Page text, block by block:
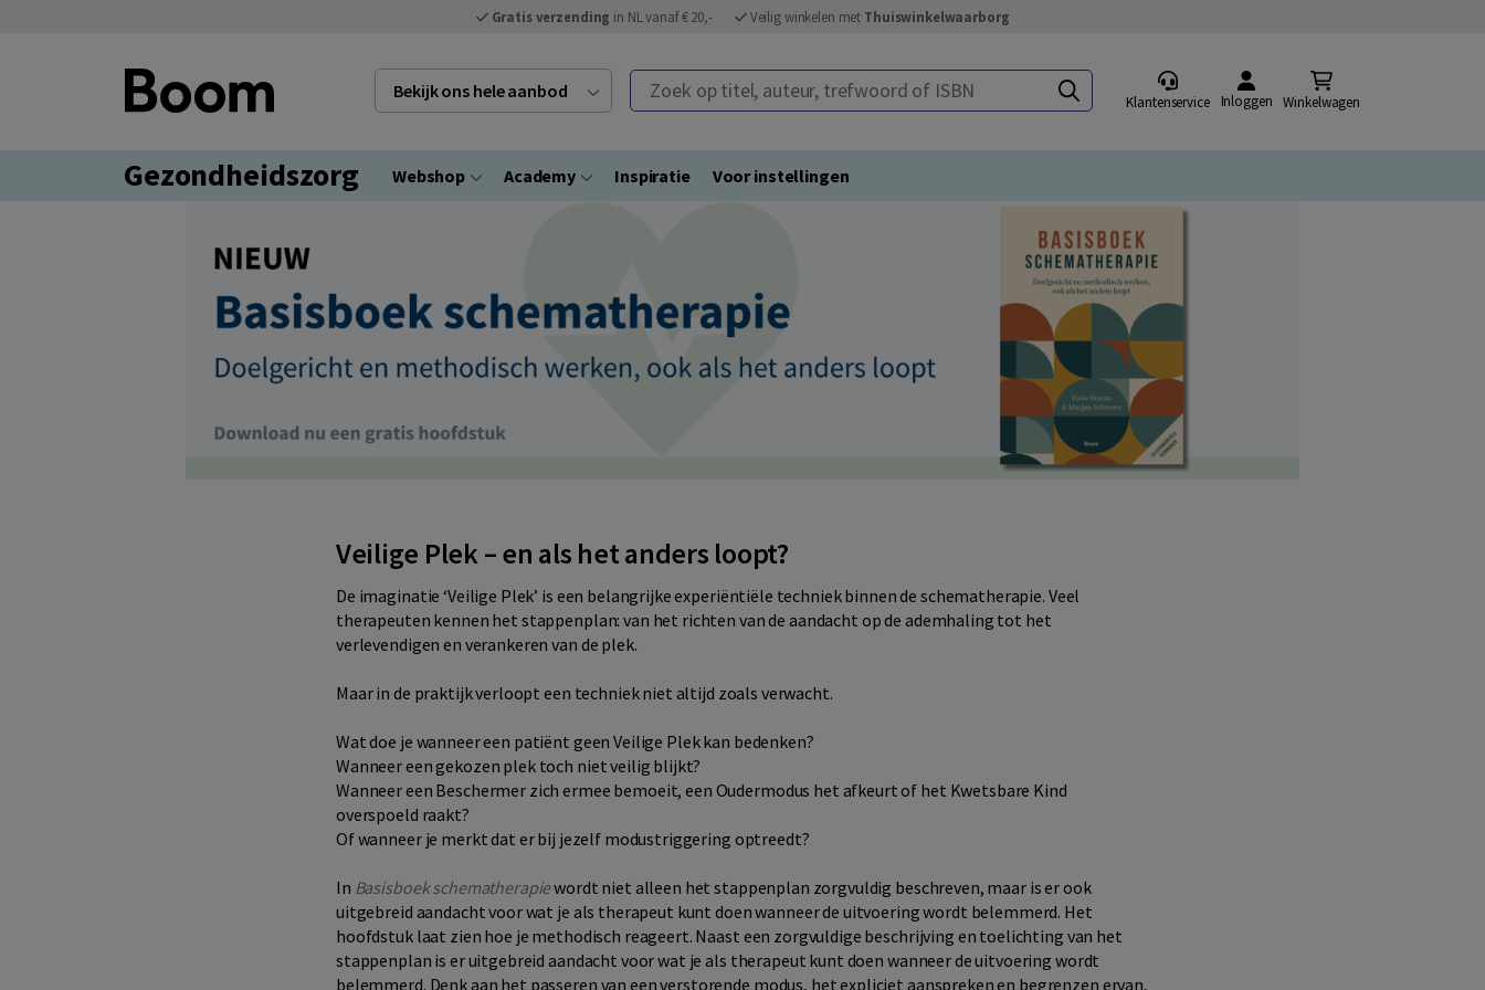
Gratis verzending in NL vanaf € 20,- Veilig winkelen met Thuiswinkelwaarborg
Bekijk ons hele aanbod Zoek op titel, auteur, trefwoord of ISBN
Klantenservice Inloggen Winkelwagen
Gezondheidszorg Webshop Academy Inspiratie Voor instellingen
Veilige Plek – en als het anders loopt?
De imaginatie ‘Veilige Plek’ is een belangrijke experiëntiële techniek binnen de schematherapie. Veel
therapeuten kennen het stappenplan: van het richten van de aandacht op de ademhaling tot het
verlevendigen en verankeren van de plek.
Maar in de praktijk verloopt een techniek niet altijd zoals verwacht.
Wat doe je wanneer een patiënt geen Veilige Plek kan bedenken?
Wanneer een gekozen plek toch niet veilig blijkt?
Wanneer een Beschermer zich ermee bemoeit, een Oudermodus het afkeurt of het Kwetsbare Kind
overspoeld raakt?
Of wanneer je merkt dat er bij jezelf modustriggering optreedt?
In Basisboek schematherapiewordt niet alleen het stappenplan zorgvuldig beschreven, maar is er ook
uitgebreid aandacht voor wat je als therapeut kunt doen wanneer de uitvoering wordt belemmerd. Het
hoofdstuk laat zien hoe je methodisch reageert. Naast een zorgvuldige beschrijving en toelichting van het
stappenplan is er uitgebreid aandacht voor wat je als therapeut kunt doen wanneer de uitvoering wordt
belemmerd. Denk aan het passeren van een verstorende modus, het expliciet aanspreken en begrenzen ervan,